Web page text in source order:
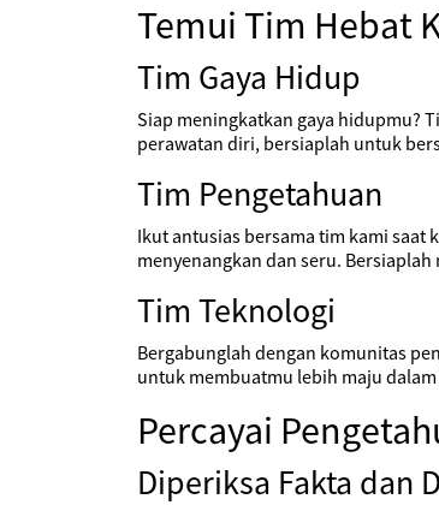
Temui Tim Hebat
Tim Gaya Hidup
Siap meningkatkan gaya hidupmu?
perawatan diri, bersiaplah untuk
Tim Pengetahuan
Ikut antusias bersama tim kami
menyenangkan dan seru.
Tim Teknologi
Bergabunglah dengan komunitas
untuk membuatmu lebih maju
Percayai
Diperiksa Fakta dan